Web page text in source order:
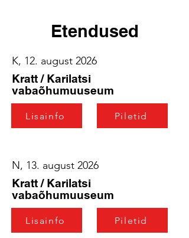
Etendused
K, 12. august 2026
Kratt / Karilatsi
vabaõhumuuseum
Lisainfo Piletid
N, 13. august 2026
Kratt / Karilatsi
vabaõhumuuseum
Lisainfo Piletid